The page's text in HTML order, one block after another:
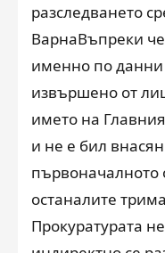
разследването
ВарнаВъпреки
именно по
извършено от
името на
и не е бил
останалите
Прокуратурата